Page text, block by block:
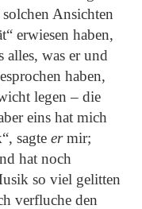
Ansichten
erwiesen haben,
was er und
haben,
legen – die
eins hat mich
, sagte ermir;
hat noch
so viel gelitten
verfluche den